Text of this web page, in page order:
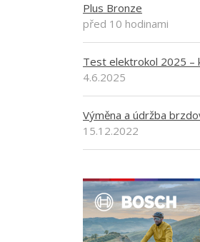
Plus Bronze
před 10 hodinami
Test elektrokol 2025 –
4.6.2025
Výměna a údržba
15.12.2022